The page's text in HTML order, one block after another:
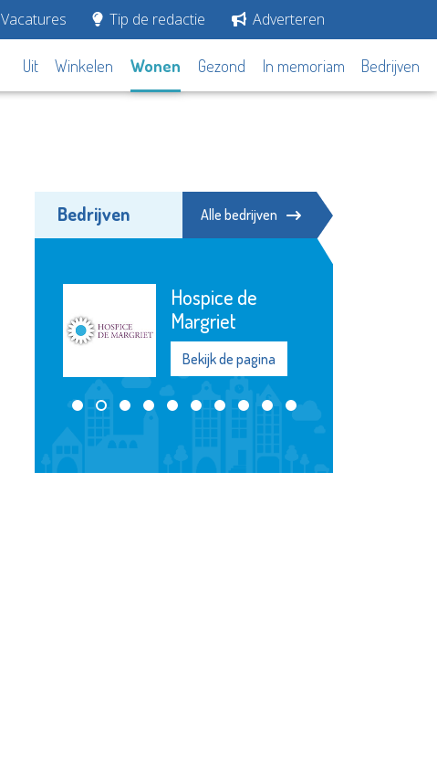
Vacatures Tip de redactie Adverteren
Uit Winkelen Wonen Gezond In memoriam Bedrijven
Bedrijven Alle bedrijven
Schuldhulpmaatje
Bekijk de pagina